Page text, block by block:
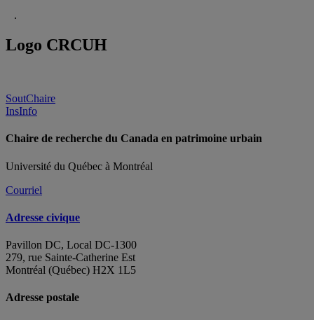
.
Logo CRCUH
SoutChaire
InsInfo
Chaire de recherche du Canada en patrimoine urbain
Université du Québec à Montréal
Courriel
Adresse civique
Pavillon DC, Local DC-1300
279, rue Sainte-Catherine Est
Montréal (Québec) H2X 1L5
Adresse postale